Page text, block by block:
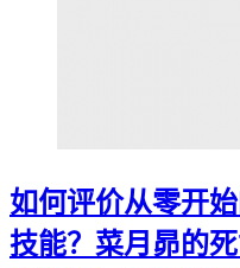
如何评价从零开
技能？菜月昴的